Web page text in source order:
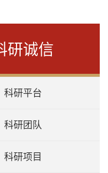
研诚信
科研平台
科研团队
科研项目